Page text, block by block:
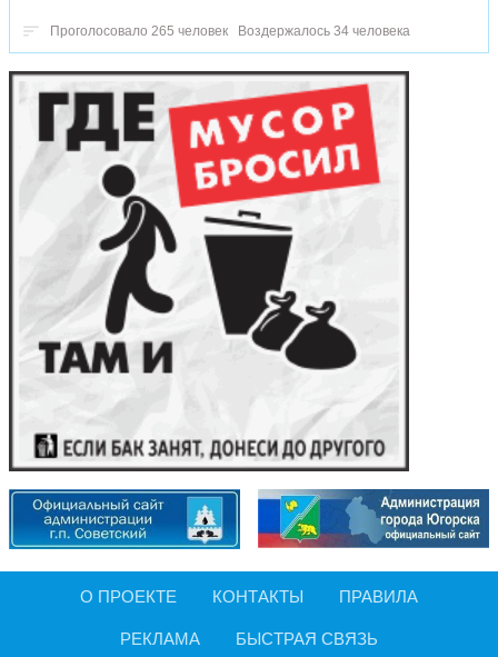
Проголосовало 265 человек Воздержалось 34 человека
О ПРОЕКТЕ КОНТАКТЫ ПРАВИЛА
РЕКЛАМА БЫСТРАЯ СВЯЗЬ